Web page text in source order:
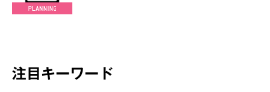
注目キーワード